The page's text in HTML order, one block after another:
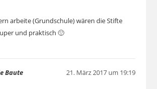
arbeite (Grundschule) wären die Stifte
und praktisch 🙂
Baute 21. März 2017 um 19:19